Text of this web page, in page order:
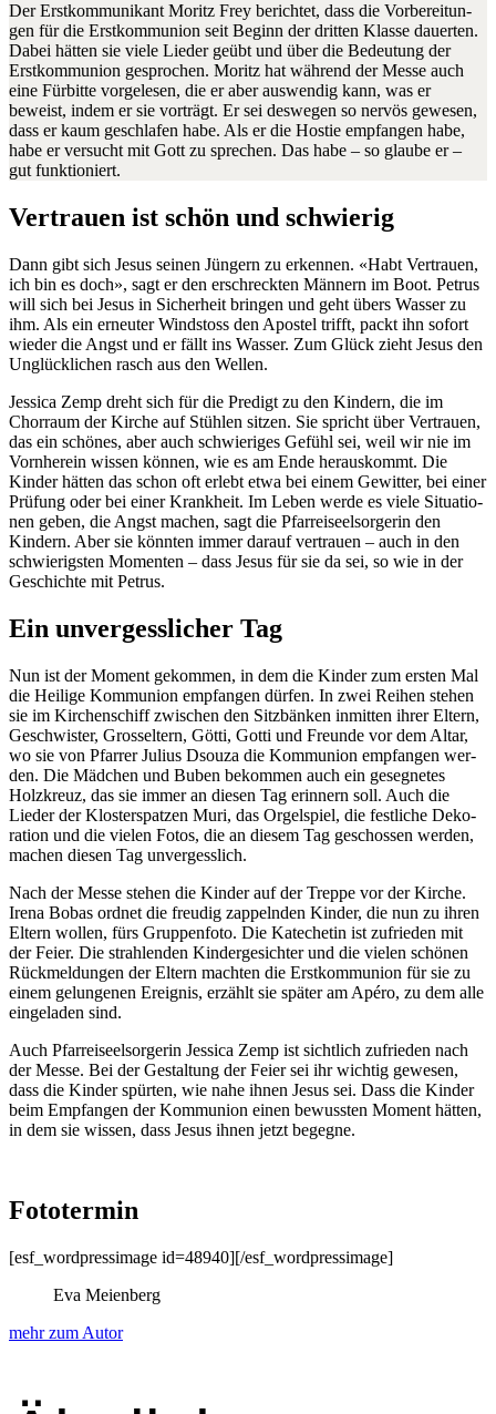
Der Erstkom­mu­nikant Moritz Frey berichtet, dass die Vor­bere­itun­
gen für die Erstkom­mu­nion seit Beginn der drit­ten Klasse dauerten.
Dabei hät­ten sie viele Lieder geübt und über die Bedeu­tung der
Erstkom­mu­nion gesprochen. Moritz hat während der Messe auch
eine Für­bitte vorge­le­sen, die er aber auswendig kann, was er
beweist, indem er sie vorträgt. Er sei deswe­gen so nervös gewe­sen,
dass er kaum geschlafen habe. Als er die Hostie emp­fan­gen habe,
habe er ver­sucht mit Gott zu sprechen. Das habe – so glaube er –
gut funk­tion­iert.
Vertrauen ist schön und schwierig
Dann gibt sich Jesus seinen Jüngern zu erken­nen. «Habt Ver­trauen,
ich bin es doch», sagt er den erschreck­ten Män­nern im Boot. Petrus
will sich bei Jesus in Sicher­heit brin­gen und geht übers Wass­er zu
ihm. Als ein erneuter Wind­stoss den Apos­tel trifft, packt ihn sofort
wieder die Angst und er fällt ins Wass­er. Zum Glück zieht Jesus den
Unglück­lichen rasch aus den Wellen.
Jes­si­ca Zemp dreht sich für die Predigt zu den Kindern, die im
Chor­raum der Kirche auf Stühlen sitzen. Sie spricht über Ver­trauen,
das ein schönes, aber auch schwieriges Gefühl sei, weil wir nie im
Vorn­here­in wis­sen kön­nen, wie es am Ende her­auskommt. Die
Kinder hät­ten das schon oft erlebt etwa bei einem Gewit­ter, bei ein­er
Prü­fung oder bei ein­er Krankheit. Im Leben werde es viele Sit­u­a­tio­
nen geben, die Angst machen, sagt die Pfar­reiseel­sorg­erin den
Kindern. Aber sie kön­nten immer darauf ver­trauen – auch in den
schwierig­sten Momenten – dass Jesus für sie da sei, so wie in der
Geschichte mit Petrus.
Ein unvergesslicher Tag
Nun ist der Moment gekom­men, in dem die Kinder zum ersten Mal
die Heilige Kom­mu­nion emp­fan­gen dür­fen. In zwei Rei­hen ste­hen
sie im Kirchen­schiff zwis­chen den Sitzbänken inmit­ten ihrer Eltern,
Geschwis­ter, Grossel­tern, Göt­ti, Got­ti und Fre­unde vor dem Altar,
wo sie von Pfar­rer Julius Dsouza die Kom­mu­nion emp­fan­gen wer­
den. Die Mäd­chen und Buben bekom­men auch ein geseg­netes
Holzkreuz, das sie immer an diesen Tag erin­nern soll. Auch die
Lieder der Klosterspatzen Muri, das Orgel­spiel, die fes­tliche Deko­
ra­tion und die vie­len Fotos, die an diesem Tag geschossen wer­den,
machen diesen Tag unvergesslich.
Nach der Messe ste­hen die Kinder auf der Treppe vor der Kirche.
Ire­na Bobas ord­net die freudig zap­pel­nden Kinder, die nun zu ihren
Eltern wollen, fürs Grup­pen­fo­to. Die Kat­e­chetin ist zufrieden mit
der Feier. Die strahlen­den Kinder­gesichter und die vie­len schö­nen
Rück­mel­dun­gen der Eltern macht­en die Erstkom­mu­nion für sie zu
einem gelun­genen Ereig­nis, erzählt sie später am Apéro, zu dem alle
ein­ge­laden sind.
Auch Pfar­reiseel­sorg­erin Jes­si­ca Zemp ist sichtlich zufrieden nach
der Messe. Bei der Gestal­tung der Feier sei ihr wichtig gewe­sen,
dass die Kinder spürten, wie nahe ihnen Jesus sei. Dass die Kinder
beim Emp­fan­gen der Kom­mu­nion einen bewussten Moment hät­ten,
in dem sie wis­sen, dass Jesus ihnen jet­zt begeg­ne.
Fototermin
[esf_wordpressimage id=48940][/esf_wordpressimage]
Eva Meienberg
mehr zum Autor